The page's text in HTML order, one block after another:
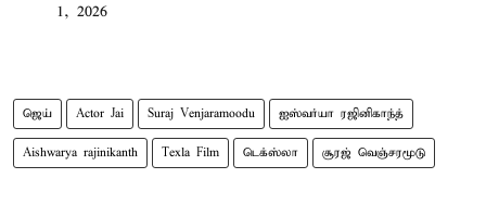
1, 2026
ஜெய் Actor Jai Suraj Venjaramoodu ஐஸ்வர்யா ரஜினிகாந்த்
Aishwarya rajinikanth Texla Film டெக்ஸ்லா சூரஜ் வெஞ்சரமூடு